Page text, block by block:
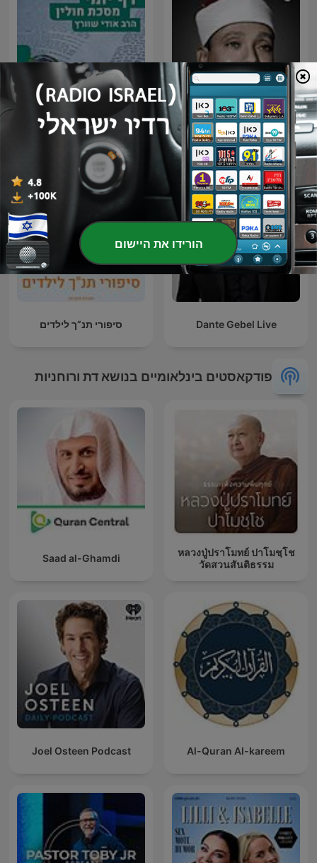
قرآن كريم مجود بصوت الشيخ
عبد الباسط عبد الصمد صدقة
جارية
דף יומי הר עציון - חולין
Dante Gebel Live סיפורי תנ”ך לילדים
פודקאסטים בינלאומיים בנושא דת ורוחניות
หลวงปู่ปราโมทย์ ปาโมชฺโช
วัดสวนสันติธรรม
Saad al-Ghamdi
Al-Quran Al-kareem
Joel Osteen Podcast
הורידו את היישום